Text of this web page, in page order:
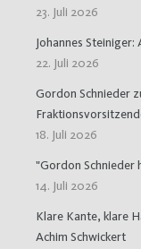
23. Juli 2026
Johannes
22. Juli 2026
Gordon Schnieder
18. Juli 2026
"Gordon Schnieder
14. Juli 2026
Klare Kante, klare
Achim Schwickert